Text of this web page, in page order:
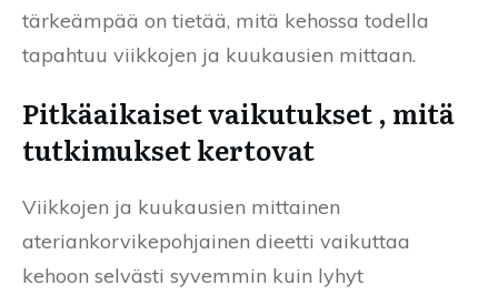
tärkeämpää on tietää, mitä kehossa todella
tapahtuu viikkojen ja kuukausien mittaan.
Pitkäaikaiset vaikutukset , mitä
tutkimukset kertovat
Viikkojen ja kuukausien mittainen
ateriankorvikepohjainen dieetti vaikuttaa
kehoon selvästi syvemmin kuin lyhyt